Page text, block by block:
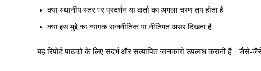
क्या स्थानीय स्तर पर प्रदर्शन या वार्ता का अगला चरण तय होता है
क्या इस मुद्दे का व्यापक राजनीतिक या नीतिगत असर दिखता है
यह रिपोर्ट पाठकों के लिए संदर्भ और सत्यापित जानकारी उपलब्ध कराती है। जैसे-